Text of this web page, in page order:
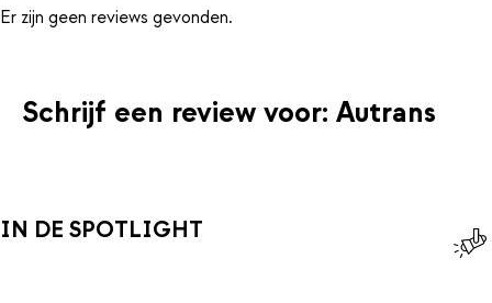
Er zijn geen reviews gevonden.
Schrijf een review voor: Autrans
IN DE SPOTLIGHT